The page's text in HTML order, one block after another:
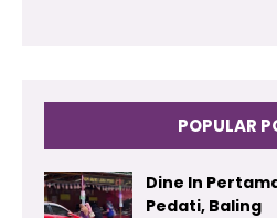
POPULAR
Dine In
Pedati, Baling